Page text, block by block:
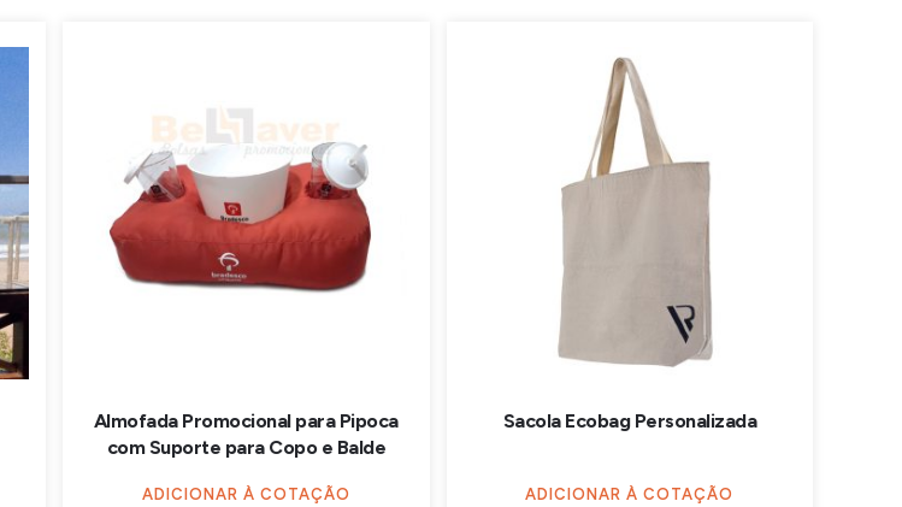
Almofada Promocional para Pipoca
com Suporte para Copo e Balde
ADICIONAR À COTAÇÃO
Sacola Ecobag Personalizada
ADICIONAR À COTAÇÃO